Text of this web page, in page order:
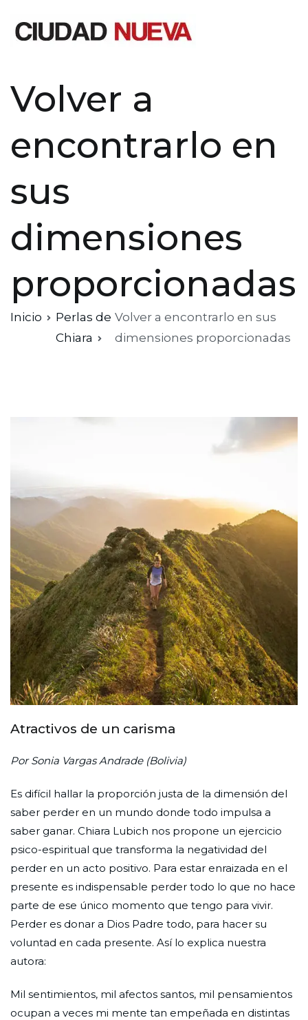
Volver a
encontrarlo en
sus
dimensiones
proporcionadas
Inicio
Perlas de
Chiara
Volver a encontrarlo en sus
dimensiones proporcionadas
Atractivos de un carisma
Por Sonia Vargas Andrade (Bolivia)
Es difícil hallar la proporción justa de la dimensión del
saber perder en un mundo donde todo impulsa a
saber ganar. Chiara Lubich nos propone un ejercicio
psico-espiritual que transforma la negatividad del
perder en un acto positivo. Para estar enraizada en el
presente es indispensable perder todo lo que no hace
parte de ese único momento que tengo para vivir.
Perder es donar a Dios Padre todo, para hacer su
voluntad en cada presente. Así lo explica nuestra
autora:
Mil sentimientos, mil afectos santos, mil pensamientos
ocupan a veces mi mente tan empeñada en distintas